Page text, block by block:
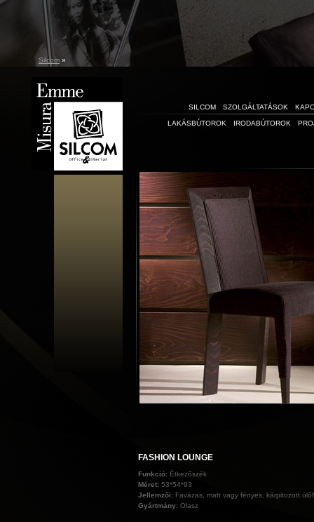
Silcom »
SILCOM SZOLGÁLTATÁSOK
LAKÁSBÚTOROK IRODABÚTOROK
FASHION LOUNGE
Funkció: Étkezőszék
Méret: 53*54*93
Jellemzői: Favázas, matt vagy fényes, kárpitozott
Gyártmány: Olasz